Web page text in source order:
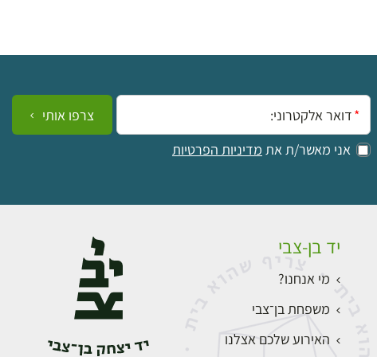
אימייל:
אני מאשר/ת את מדיניות הפרטיות
צרפו אותי
יד בן-צבי
מי אנחנו?
משפחת בן־צבי
האירוע שלכם אצלנו